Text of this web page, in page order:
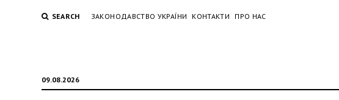
SEARCH ЗАКОНОДАВСТВО УКРАЇНИ КОНТАКТИ ПРО НАС
09.08.2026